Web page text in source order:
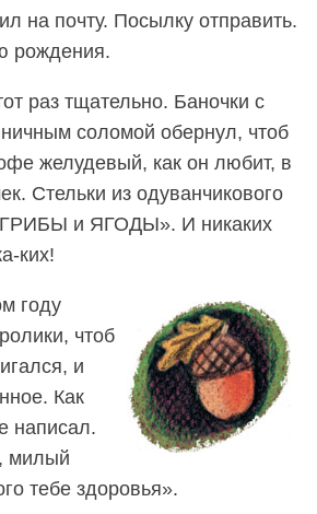
на почту. Посылку отправить.
рождения.
раз тщательно. Баночки с
соломой обернул, чтоб
желудевый, как он любит, в
Стельки из одуванчикового
и ЯГОДЫ». И никаких
ких!
году
чтоб
и
Как
написал.
милый
тебе здоровья».